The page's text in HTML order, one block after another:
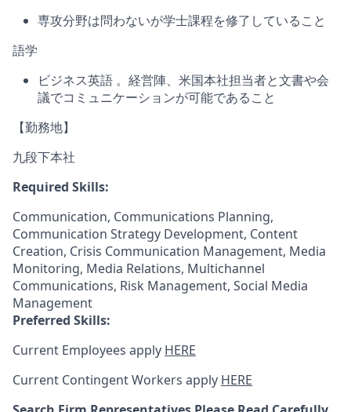
専攻分野は問わないが学士課程を修了していること
語学
ビジネス英語 。経営陣、米国本社担当者と文書や会
議でコミュニケーションが可能であること
【勤務地】
九段下本社
Required Skills:
Communication, Communications Planning,
Communication Strategy Development, Content
Creation, Crisis Communication Management, Media
Monitoring, Media Relations, Multichannel
Communications, Risk Management, Social Media
Management
Preferred Skills:
Current Employees apply HERE
Current Contingent Workers apply HERE